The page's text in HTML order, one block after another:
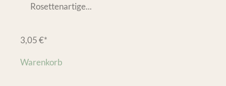
Rosettenartige...
3,05€*
Warenkorb